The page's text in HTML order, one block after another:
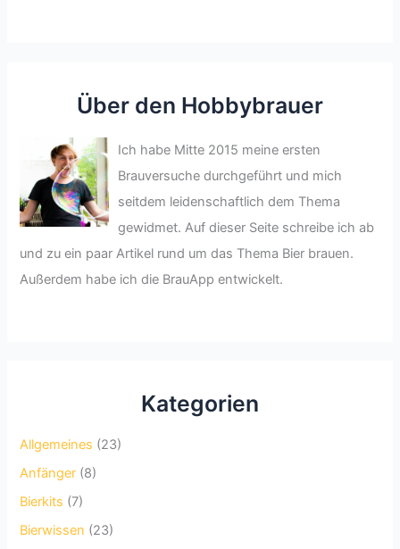
Über den Hobbybrauer
Ich habe Mitte 2015 meine ersten
Brauversuche durchgeführt und mich
seitdem leidenschaftlich dem Thema
gewidmet. Auf dieser Seite schreibe ich ab
und zu ein paar Artikel rund um das Thema Bier brauen.
Außerdem habe ich die BrauApp entwickelt.
Kategorien
Allgemeines (23)
Anfänger (8)
Bierkits (7)
Bierwissen (23)